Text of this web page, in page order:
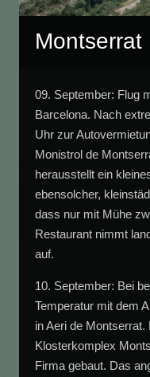
Montserrat
09. September: Flug
Barcelona. Nach
Uhr zur
Monistrol de
herausstellt ein
ebensolcher,
dass nur mit Mühe
Restaurant nimmt
auf.
10. September: Bei
Temperatur mit dem
in Aeri de
Klosterkomplex
Firma gebaut. Das